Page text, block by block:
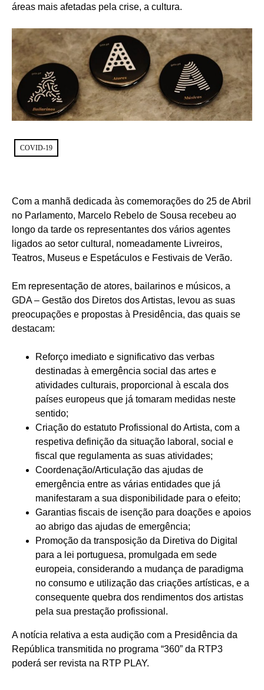
áreas mais afetadas pela crise, a cultura.
COVID-19
Com a manhã dedicada às comemorações do 25 de Abril
no Parlamento, Marcelo Rebelo de Sousa recebeu ao
longo da tarde os representantes dos vários agentes
ligados ao setor cultural, nomeadamente Livreiros,
Teatros, Museus e Espetáculos e Festivais de Verão.
Em representação de atores, bailarinos e músicos, a
GDA – Gestão dos Diretos dos Artistas, levou as suas
preocupações e propostas à Presidência, das quais se
destacam:
Reforço imediato e significativo das verbas
destinadas à emergência social das artes e
atividades culturais, proporcional à escala dos
países europeus que já tomaram medidas neste
sentido;
Criação do estatuto Profissional do Artista, com a
respetiva definição da situação laboral, social e
fiscal que regulamenta as suas atividades;
Coordenação/Articulação das ajudas de
emergência entre as várias entidades que já
manifestaram a sua disponibilidade para o efeito;
Garantias fiscais de isenção para doações e apoios
ao abrigo das ajudas de emergência;
Promoção da transposição da Diretiva do Digital
para a lei portuguesa, promulgada em sede
europeia, considerando a mudança de paradigma
no consumo e utilização das criações artísticas, e a
consequente quebra dos rendimentos dos artistas
pela sua prestação profissional.
A notícia relativa a esta audição com a Presidência da
República transmitida no programa “360” da RTP3
poderá ser revista na RTP PLAY.